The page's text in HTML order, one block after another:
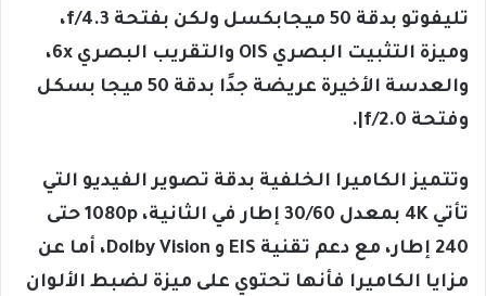
تليفوتو بدقة 50 ميجابكسل ولكن بفتحة f/4.3،
وميزة التثبيت البصري OIS والتقريب البصري 6x،
والعدسة الأخيرة عريضة جدًا بدقة 50 ميجا بسكل
وفتحة f/2.0|.
وتتميز الكاميرا الخلفية بدقة تصوير الفيديو التي
تأتي 4K بمعدل 30/60 إطار في الثانية، 1080p حتى
240 إطار، مع دعم تقنية EIS و Dolby Vision، أما عن
مزايا الكاميرا فأنها تحتوي على ميزة لضبط الألوان